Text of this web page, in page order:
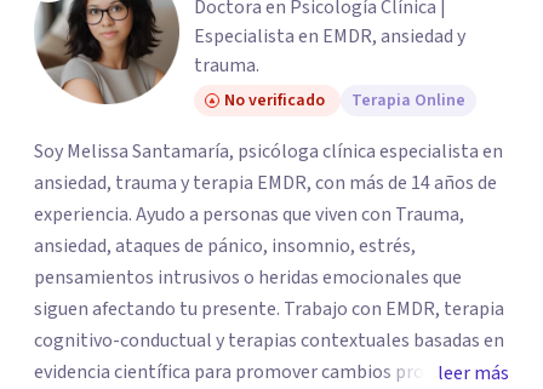
Doctora en Psicología Clínica |
Especialista en EMDR, ansiedad y
trauma.
No verificado Terapia Online
Soy Melissa Santamaría, psicóloga clínica especialista en
ansiedad, trauma y terapia EMDR, con más de 14 años de
experiencia. Ayudo a personas que viven con Trauma,
ansiedad, ataques de pánico, insomnio, estrés,
pensamientos intrusivos o heridas emocionales que
siguen afectando tu presente. Trabajo con EMDR, terapia
cognitivo-conductual y terapias contextuales basadas en
evidencia científica para promover cambios profundos y
leer más